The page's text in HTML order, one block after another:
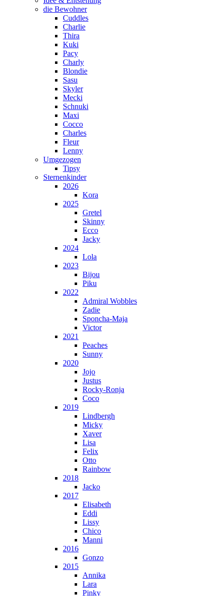
die Bewohner
Cuddles
Charlie
Thira
Kuki
Pacy
Charly
Blondie
Sasu
Skyler
Mecki
Schnuki
Maxi
Cocco
Charles
Fleur
Lenny
Umgezogen
Tipsy
Sternenkinder
2026
Kora
2025
Gretel
Skinny
Ecco
Jacky
2024
Lola
2023
Bijou
Piku
2022
Admiral Wobbles
Zadie
Sponcha-Maja
Victor
2021
Peaches
Sunny
2020
Jojo
Justus
Rocky-Ronja
Coco
2019
Lindbergh
Micky
Xaver
Lisa
Felix
Otto
Rainbow
2018
Jacko
2017
Elisabeth
Eddi
Lissy
Chico
Manni
2016
Gonzo
2015
Annika
Lara
Pinky